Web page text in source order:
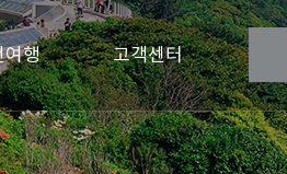
여행 고객센터